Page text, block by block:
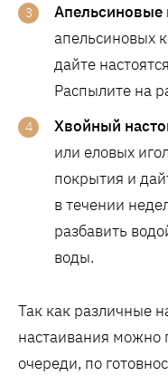
Апельсиновые
апельсиновых
дайте
Распылите на
Хвойный
или еловых
покрытия и
в течении
разбавить
воды.
Так как различные
настаивания можно
очереди, по